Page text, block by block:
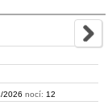
2026 nocí: 12